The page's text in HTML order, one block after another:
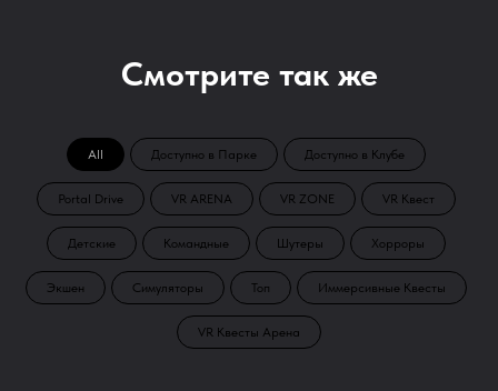
Смотрите так же
All Доступно в Парке Доступно в Клубе
Portal Drive VR ARENA VR ZONE VR Квест
Детские Командные Шутеры Хорроры
Экшен Симуляторы Топ Иммерсивные Квесты
VR Квесты Арена